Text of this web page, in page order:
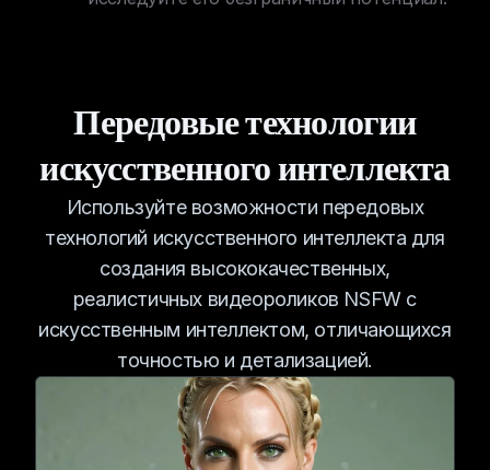
Передовые технологии
искусственного интеллекта
Используйте возможности передовых
технологий искусственного интеллекта для
создания высококачественных,
реалистичных видеороликов NSFW с
искусственным интеллектом, отличающихся
точностью и детализацией.